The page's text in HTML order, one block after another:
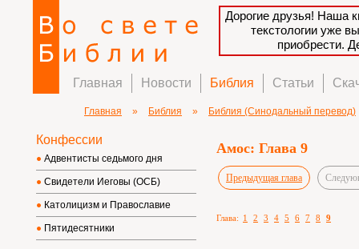
Дорогие друзья! Наша
текстологии уже
приобрести.
Главная Новости Библия Статьи
Главная » Библия » Библия (Синодальный перевод)
Амос: Глава 9
Предыдущая глава
Глава: 1 2 3 4 5 6 7 8 9
Конфессии
Адвентисты седьмого дня
Свидетели Иеговы (ОСБ)
Католицизм и Православие
Пятидесятники